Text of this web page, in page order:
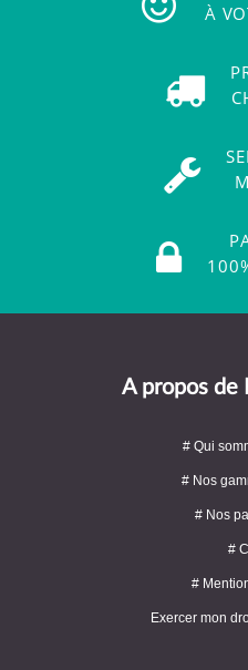
À
A propos de
# Qui
# Nos
# Nos
#
#
Exercer mon